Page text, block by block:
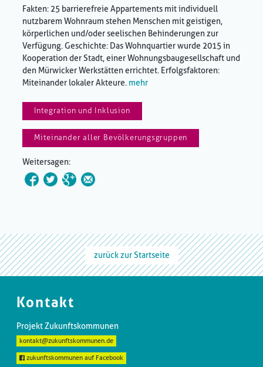
Fakten: 25 barrierefreie Appartements mit individuell
nutzbarem Wohnraum stehen Menschen mit geistigen,
körperlichen und/oder seelischen Behinderungen zur
Verfügung. Geschichte: Das Wohnquartier wurde 2015 in
Kooperation der Stadt, einer Wohnungsbaugesellschaft und
den Mürwicker Werkstätten errichtet. Erfolgsfaktoren:
Miteinander lokaler Akteure. mehr
Integration und Inklusion
Miteinander aller Bevölkerungsgruppen
Weitersagen:
zurück zur Startseite
Kontakt
Projekt Zukunftskommunen
kontakt@zukunftskommunen.de
zukunftskommunen auf Facebook